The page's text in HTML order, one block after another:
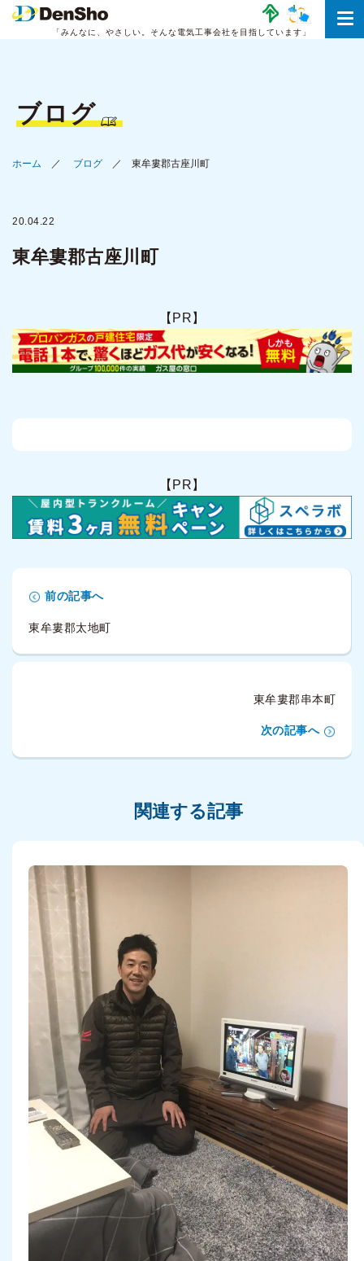
「みんなに、やさしい。 そんな電気工事会社を目指しています」
ブログ
ホーム ブログ 東牟婁郡古座川町
20.04.22
東牟婁郡古座川町
【PR】
【PR】
前の記事へ
東牟婁郡太地町
東牟婁郡串本町
次の記事へ
関連する記事